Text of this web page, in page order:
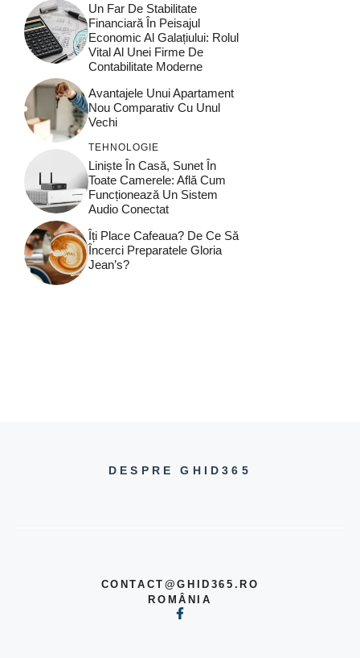
Un Far De Stabilitate
Financiară În Peisajul
Economic Al Galațiului: Rolul
Vital Al Unei Firme De
Contabilitate Moderne
Avantajele Unui Apartament
Nou Comparativ Cu Unul
Vechi
TEHNOLOGIE
Liniște În Casă, Sunet În
Toate Camerele: Află Cum
Funcționează Un Sistem
Audio Conectat
Îți Place Cafeaua? De Ce Să
Încerci Preparatele Gloria
Jean’s?
DESPRE GHID365
CONTACT@GHID365.RO
ROMÂNIA